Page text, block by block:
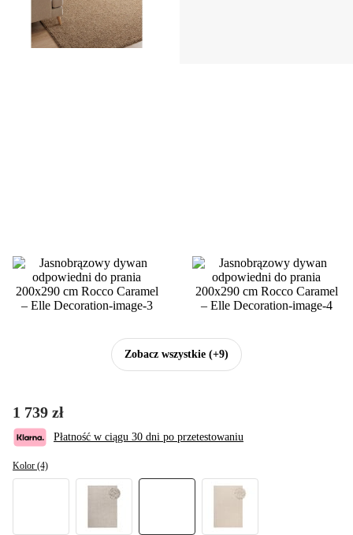
Zobacz wszystkie (+9)
1 739 zł
Płatność w ciągu 30 dni po przetestowaniu
Kolor (4)